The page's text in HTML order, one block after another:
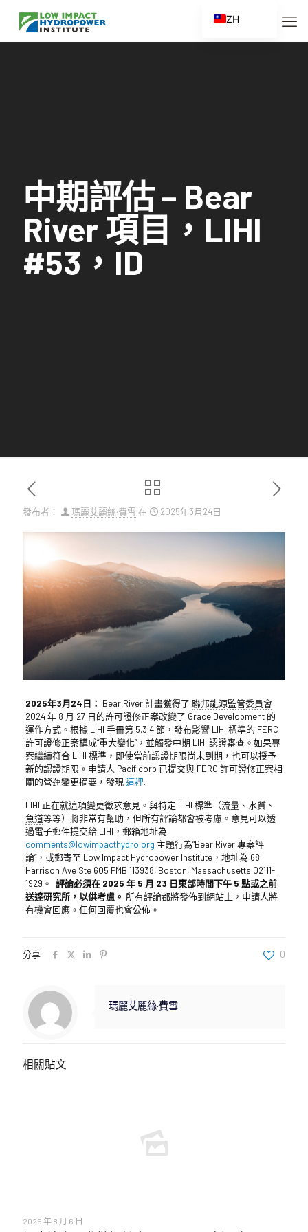
中期評估 – Bear
River 項目，LIHI
#53，ID
發布者： 瑪麗艾麗絲·費雪 在 2025年3月24日
2025年3月24日： Bear River 計畫獲得了 聯邦能源監管委員會
2024 年 8 月 27 日的許可證修正案改變了 Grace Development 的
運作方式。根據 LIHI 手冊第 5.3.4 節，發布影響 LIHI 標準的 FERC
許可證修正案構成“重大變化”，並觸發中期 LIHI 認證審查。如果專
案繼續符合 LIHI 標準，即使當前認證期限尚未到期，也可以授予
新的認證期限。申請人 Pacificorp 已提交與 FERC 許可證修正案相
關的營運變更摘要，發現 這裡.
LIHI 正在就這項變更徵求意見。與特定 LIHI 標準（流量、水質、
魚道等等）將非常有幫助，但所有評論都會被考慮。意見可以透
過電子郵件提交給 LIHI，郵箱地址為
comments@lowimpacthydro.org 主題行為“Bear River 專案評
論”，或郵寄至 Low Impact Hydropower Institute，地址為 68
Harrison Ave Ste 605 PMB 113938, Boston, Massachusetts 02111-
1929。 評論必須在 2025 年 5 月 23 日東部時間下午 5 點或之前
送達研究所，以供考慮。 所有評論都將發佈到網站上，申請人將
有機會回應。任何回覆也會公佈。
分享 0
瑪麗艾麗絲·費雪
相關貼文
2026 年 8 月 6 日
ZH
EN